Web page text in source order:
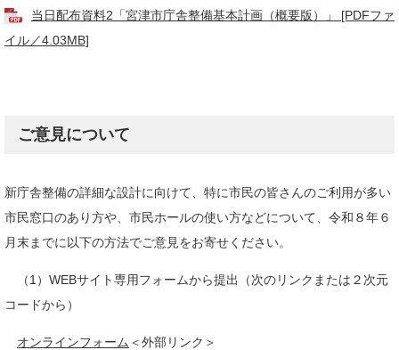
当日配布資料2「宮津市庁舎整備基本計画（概要版）」 [PDFファ
イル／4.03MB]
ご意見について
新庁舎整備の詳細な設計に向けて、特に市民の皆さんのご利用が多い
市民窓口のあり方や、市民ホールの使い方などについて、令和８年６
月末までに以下の方法でご意見をお寄せください。
（1）WEBサイト専用フォームから提出（次のリンクまたは２次元
コードから）
オンラインフォーム ＜外部リンク＞